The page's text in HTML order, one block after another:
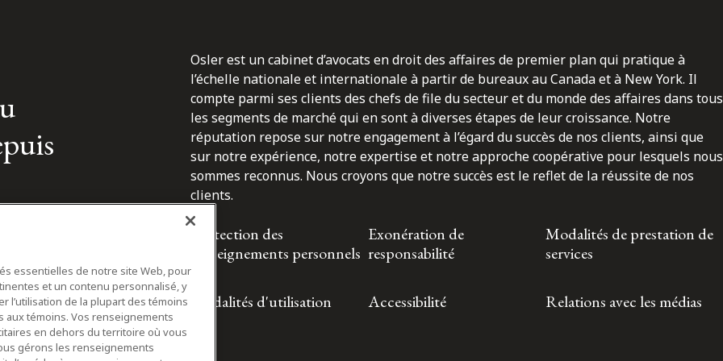
Osler est un cabinet d’avocats en droit des affaires de premier plan qui pratique à
l’échelle nationale et internationale à partir de bureaux au Canada et à New York. Il
compte parmi ses clients des chefs de file du secteur et du monde des affaires dans tous
les segments de marché qui en sont à diverses étapes de leur croissance. Notre
réputation repose sur notre engagement à l’égard du succès de nos clients, ainsi que
sur notre expérience, notre expertise et notre approche coopérative pour lesquels nous
sommes reconnus. Nous croyons que notre succès est le reflet de la réussite de nos
clients.
Protection des
renseignements personnels
Exonération de
responsabilité
Modalités de prestation de
services
Modalités d'utilisation Accessibilité Relations avec les médias
essentielles de notre site Web, pour
et un contenu personnalisé, y
l’utilisation de la plupart des témoins
témoins. Vos renseignements
en dehors du territoire où vous
gérons les renseignements